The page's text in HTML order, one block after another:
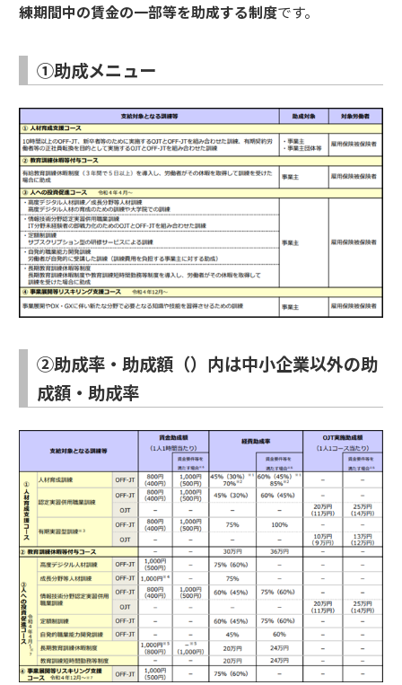
練期間中の賃金の一部等を助成する制度です。
①助成メニュー
②助成率・助成額（）内は中小企業以外の助
成額・助成率